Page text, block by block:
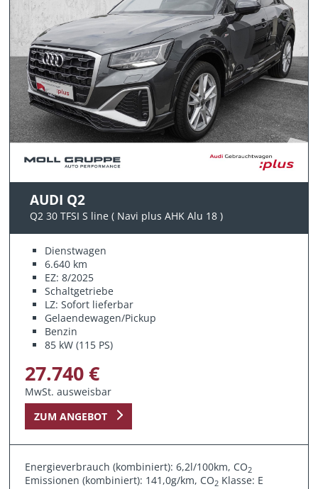
AUDI Q2
Q2 30 TFSI S line ( Navi plus AHK Alu 18 )
Dienstwagen
6.640 km
EZ: 8/2025
Schaltgetriebe
LZ: Sofort lieferbar
Gelaendewagen/Pickup
Benzin
85 kW (115 PS)
27.740 €
MwSt. ausweisbar
ZUM ANGEBOT
Energieverbrauch (kombiniert): 6,2l/100km, CO2
Emissionen (kombiniert): 141,0g/km, CO2 Klasse: E